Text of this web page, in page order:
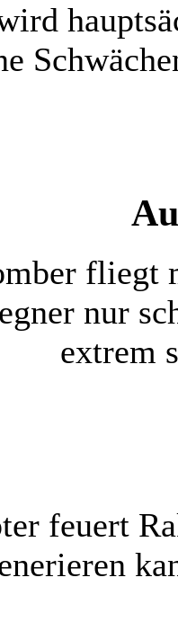
fliegt
nur
extrem
feuert